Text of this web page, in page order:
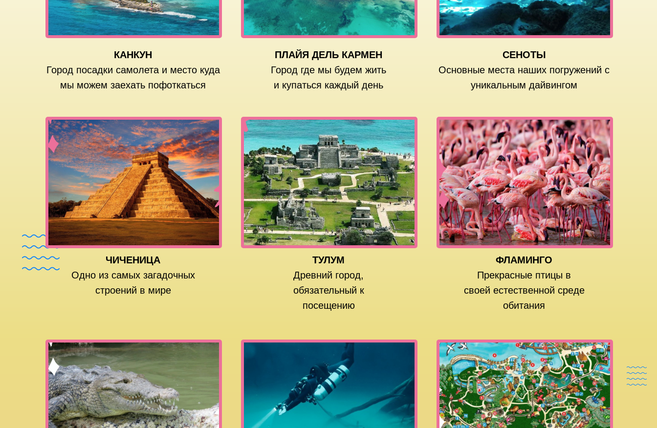
КАНКУН
Город посадки самолета и место куда
мы можем заехать пофоткаться
ПЛАЙЯ ДЕЛЬ КАРМЕН
Город где мы будем жить
и купаться каждый день
СЕНОТЫ
Основные места наших погружений с
уникальным дайвингом
ЧИЧЕНИЦА
Одно из самых загадочных
строений в мире
ТУЛУМ
Древний город,
обязательный к
посещению
ФЛАМИНГО
Прекрасные птицы в
своей естественной среде
обитания